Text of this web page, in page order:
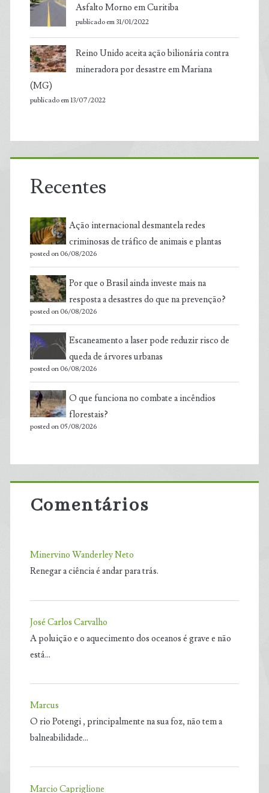
Asfalto Morno em Curitiba
publicado em 31/01/2022
Reino Unido aceita ação bilionária contra
mineradora por desastre em Mariana
(MG)
publicado em 13/07/2022
Recentes
Ação internacional desmantela redes
criminosas de tráfico de animais e plantas
posted on 06/08/2026
Por que o Brasil ainda investe mais na
resposta a desastres do que na prevenção?
posted on 06/08/2026
Escaneamento a laser pode reduzir risco de
queda de árvores urbanas
posted on 06/08/2026
O que funciona no combate a incêndios
florestais?
posted on 05/08/2026
Comentários
Minervino Wanderley Neto
Renegar a ciência é andar para trás.
José Carlos Carvalho
A poluição e o aquecimento dos oceanos é grave e não
está…
Marcus
O rio Potengi , principalmente na sua foz, não tem a
balneabilidade…
Marcio Capriglione